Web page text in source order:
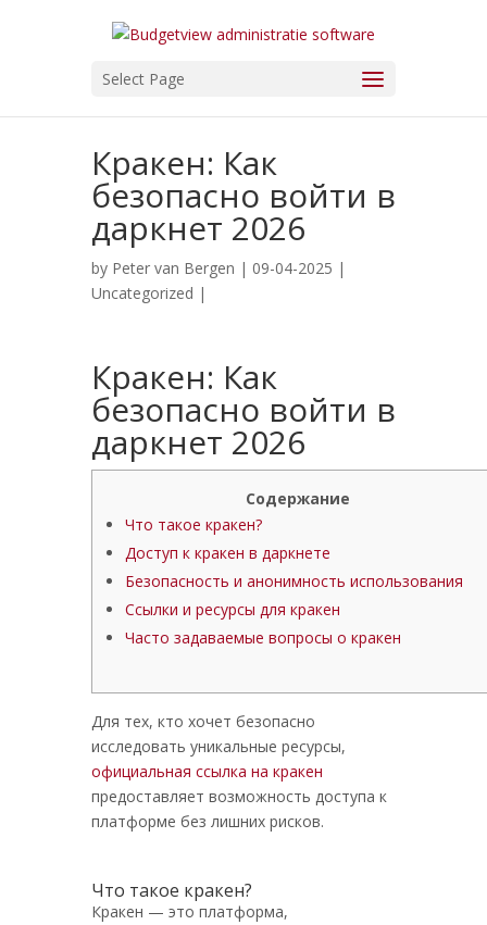
Select Page
Кракен: Как
безопасно войти в
даркнет 2026
by Peter van Bergen | 09-04-2025 |
Uncategorized |
Кракен: Как
безопасно войти в
даркнет 2026
Содержание
Что такое кракен?
Доступ к кракен в даркнете
Безопасность и анонимность использования
Ссылки и ресурсы для кракен
Часто задаваемые вопросы о кракен
Для тех, кто хочет безопасно
исследовать уникальные ресурсы,
официальная ссылка на кракен
предоставляет возможность доступа к
платформе без лишних рисков.
Что такое кракен?
Кракен — это платформа,